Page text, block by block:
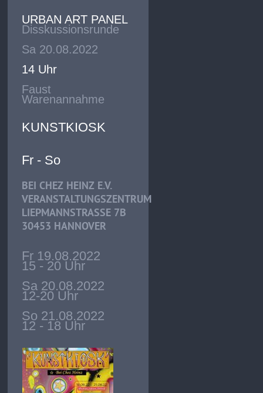
URBAN ART PANEL
Disskussionsrunde
Sa 20.08.2022
14 Uhr
Faust
Warenannahme
KUNSTKIOSK
Fr - So
BEI CHEZ HEINZ E.V.
VERANSTALTUNGSZENTRUM
LIEPMANNSTRASSE 7B
30453 HANNOVER
Fr 19.08.2022
15 - 20 Uhr
Sa 20.08.2022
12-20 Uhr
So 21.08.2022
12 - 18 Uhr